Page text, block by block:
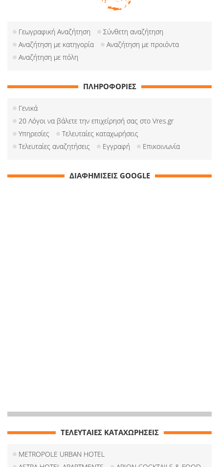
Γεωγραφική Αναζήτηση
Σύνθετη αναζήτηση
Αναζήτηση με κατηγορία
Αναζήτηση με προιόντα
Αναζήτηση με πόλη
ΠΛΗΡΟΦΟΡΙΕΣ
Γενικά
20 Λόγοι να βάλετε την επιχείρησή σας στο Vres.gr
Υπηρεσίες
Τελευταίες καταχωρήσεις
Τελευταίες αναζητήσεις
Εγγραφή Επικοινωνία
ΔΙΑΦΗΜΙΣΕΙΣ GOOGLE
ΤΕΛΕΥΤΑΙΕΣ ΚΑΤΑΧΩΡΗΣΕΙΣ
METROPOLE URBAN HOTEL